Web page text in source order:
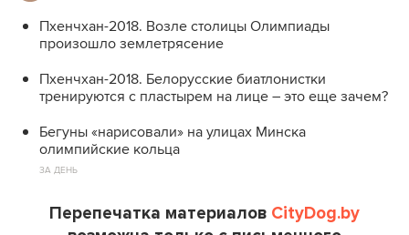
Пхенчхан-2018. Возле столицы Олимпиады
произошло землетрясение
Пхенчхан-2018. Белорусские биатлонистки
тренируются с пластырем на лице – это еще зачем?
Бегуны «нарисовали» на улицах Минска
олимпийские кольца
ЗА ДЕНЬ
Перепечатка материалов CityDog.by